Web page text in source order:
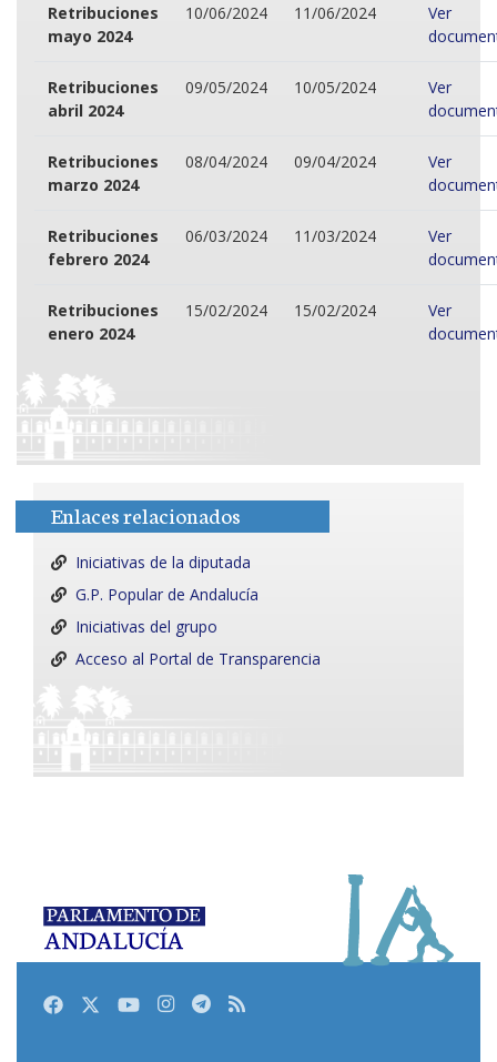
Retribuciones
mayo 2024
10/06/2024 11/06/2024
Ver
Retribuciones
abril 2024
09/05/2024 10/05/2024
Ver
Retribuciones
marzo 2024
08/04/2024 09/04/2024
Ver
Retribuciones
febrero 2024
06/03/2024 11/03/2024
Ver
Retribuciones
enero 2024
15/02/2024 15/02/2024
Ver
Enlaces relacionados
Iniciativas de la diputada
G.P. Popular de Andalucía
Iniciativas del grupo
Acceso al Portal de Transparencia
FacebookTwitterYoutubeInstagram
Telegram
RSS